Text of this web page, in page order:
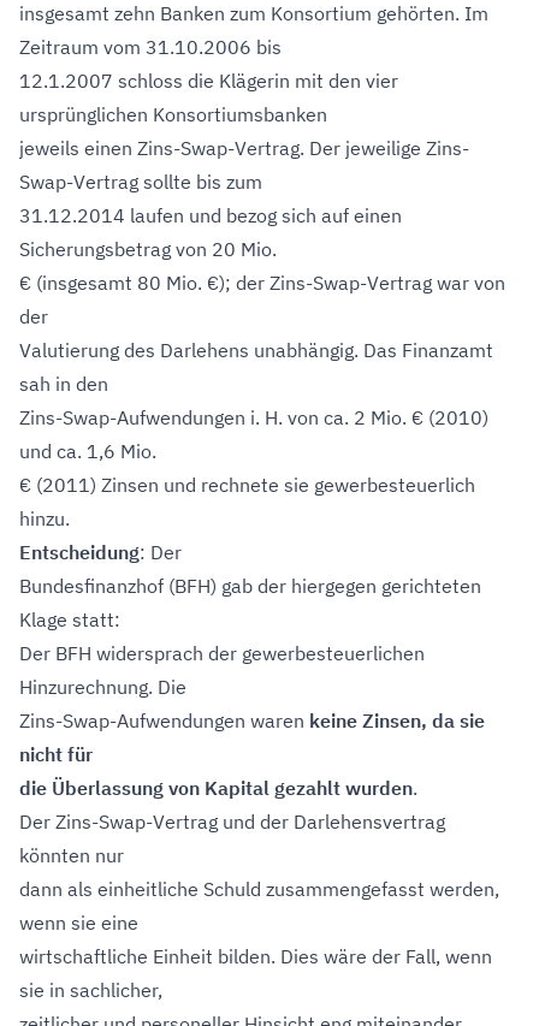
insgesamt zehn Banken zum Konsortium gehörten. Im
Zeitraum vom 31.10.2006 bis
12.1.2007 schloss die Klägerin mit den vier
ursprünglichen Konsortiumsbanken
jeweils einen Zins-Swap-Vertrag. Der jeweilige Zins-
Swap-Vertrag sollte bis zum
31.12.2014 laufen und bezog sich auf einen
Sicherungsbetrag von 20 Mio.
€ (insgesamt 80 Mio. €); der Zins-Swap-Vertrag war von
der
Valutierung des Darlehens unabhängig. Das Finanzamt
sah in den
Zins-Swap-Aufwendungen i. H. von ca. 2 Mio. € (2010)
und ca. 1,6 Mio.
€ (2011) Zinsen und rechnete sie gewerbesteuerlich
hinzu.
Entscheidung: Der
Bundesfinanzhof (BFH) gab der hiergegen gerichteten
Klage statt:
Der BFH widersprach der gewerbesteuerlichen
Hinzurechnung. Die
Zins-Swap-Aufwendungen waren keine Zinsen, da sie
nicht für
die Überlassung von Kapital gezahlt wurden.
Der Zins-Swap-Vertrag und der Darlehensvertrag
könnten nur
dann als einheitliche Schuld zusammengefasst werden,
wenn sie eine
wirtschaftliche Einheit bilden. Dies wäre der Fall, wenn
sie in sachlicher,